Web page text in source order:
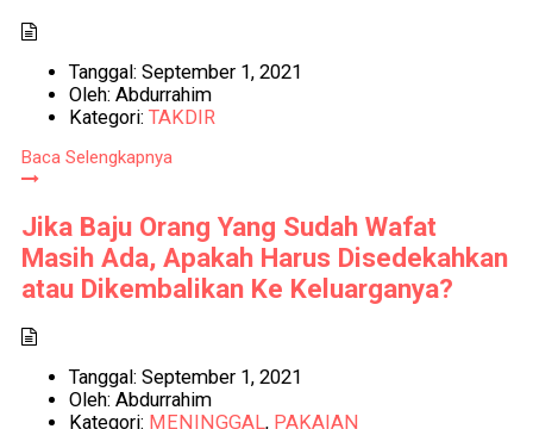
Tanggal: September 1, 2021
Oleh: Abdurrahim
Kategori: TAKDIR
Baca Selengkapnya
Jika Baju Orang Yang Sudah Wafat
Masih Ada, Apakah Harus Disedekahkan
atau Dikembalikan Ke Keluarganya?
Tanggal: September 1, 2021
Oleh: Abdurrahim
Kategori: MENINGGAL, PAKAIAN